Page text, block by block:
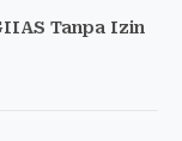
Tanpa Izin